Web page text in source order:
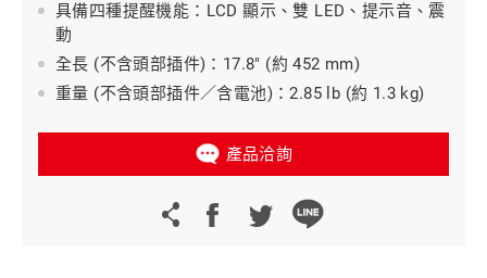
具備四種提醒機能：LCD 顯示、雙 LED、提示音、震
動
全長 (不含頭部插件)：17.8" (約 452 mm)
重量 (不含頭部插件／含電池)：2.85 lb (約 1.3 kg)
產品洽詢